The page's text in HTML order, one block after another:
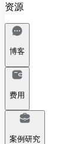
资源
博客
费用
案例研究